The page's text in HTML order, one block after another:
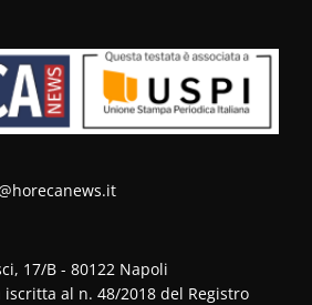
17/B - 80122 Napoli
al n. 48/2018 del Registro